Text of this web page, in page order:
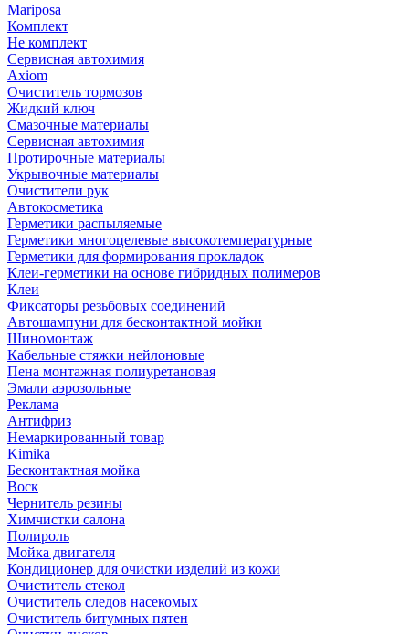
Mariposa
Комплект
Не комплект
Сервисная автохимия
Axiom
Очиститель тормозов
Жидкий ключ
Смазочные материалы
Сервисная автохимия
Протирочные материалы
Укрывочные материалы
Очистители рук
Автокосметика
Герметики распыляемые
Герметики многоцелевые высокотемпературные
Герметики для формирования прокладок
Клеи-герметики на основе гибридных полимеров
Клеи
Фиксаторы резьбовых соединений
Автошампуни для бесконтактной мойки
Шиномонтаж
Кабельные стяжки нейлоновые
Пена монтажная полиуретановая
Эмали аэрозольные
Реклама
Антифриз
Немаркированный товар
Kimika
Бесконтактная мойка
Воск
Чернитель резины
Химчистки салона
Полироль
Мойка двигателя
Кондиционер для очистки изделий из кожи
Очиститель стекол
Очиститель следов насекомых
Очиститель битумных пятен